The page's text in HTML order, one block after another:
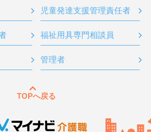
児童発達支援管理責任者
福祉用具専門相談員
管理者
TOPへ戻る